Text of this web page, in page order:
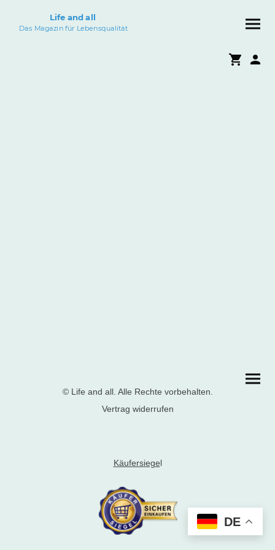
Life and all
Das Magazin für Lebensqualität
© Life and all. Alle Rechte vorbehalten.
Vertrag widerrufen
Käufersiegel
DE